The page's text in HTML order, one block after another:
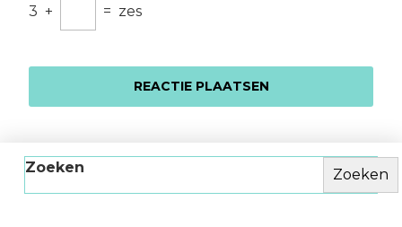
3 + = zes
Zoeken Zoeken